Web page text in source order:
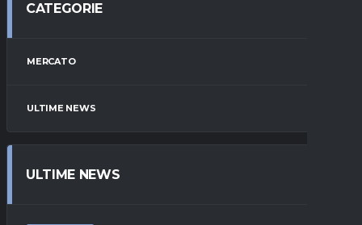
CATEGORIE
MERCATO
ULTIME NEWS
ULTIME NEWS